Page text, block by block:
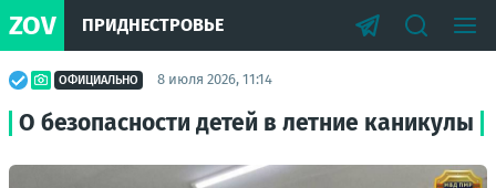
ZOV ПРИДНЕСТРОВЬЕ
ОФИЦИАЛЬНО 8 июля 2026, 11:14
О безопасности детей в летние каникулы